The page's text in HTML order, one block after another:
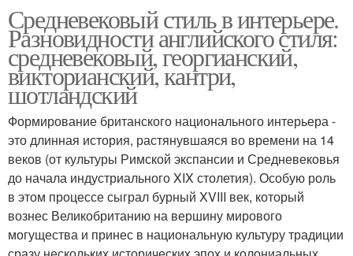
Средневековый стиль в интерьере.
Разновидности английского стиля:
средневековый, георгианский,
викторианский, кантри,
шотландский
Формирование британского национального интерьера -
это длинная история, растянувшаяся во времени на 14
веков (от культуры Римской экспансии и Средневековья
до начала индустриального XIX столетия). Особую роль
в этом процессе сыграл бурный XVIII век, который
вознес Великобританию на вершину мирового
могущества и принес в национальную культуру традиции